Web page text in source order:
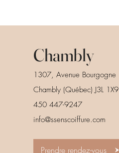
Chambly
1307, Avenue Bourgogne
Chambly (Québec) J3L 1X9
450 447-9247
info@ssenscoiffure.com
Prendre rendez-vous